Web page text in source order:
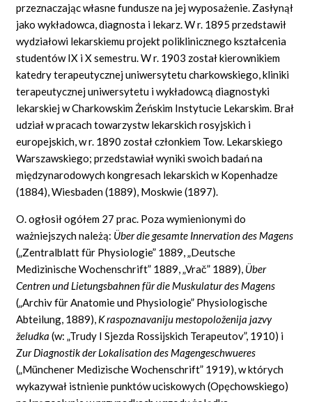
przeznaczając własne fundusze na jej wyposażenie. Zasłynął
jako wykładowca, diagnosta i lekarz. W r. 1895 przedstawił
wydziałowi lekarskiemu projekt poliklinicznego kształcenia
studentów IX i X semestru. W r. 1903 został kierownikiem
katedry terapeutycznej uniwersytetu charkowskiego, kliniki
terapeutycznej uniwersytetu i wykładowcą diagnostyki
lekarskiej w Charkowskim Żeńskim Instytucie Lekarskim. Brał
udział w pracach towarzystw lekarskich rosyjskich i
europejskich, w r. 1890 został członkiem Tow. Lekarskiego
Warszawskiego; przedstawiał wyniki swoich badań na
międzynarodowych kongresach lekarskich w Kopenhadze
(1884), Wiesbaden (1889), Moskwie (1897).
O. ogłosił ogółem 27 prac. Poza wymienionymi do
ważniejszych należą: Über die gesamte Innervation des Magens
(„Zentralblatt für Physiologie” 1889,„Deutsche
Medizinische Wochenschrift” 1889,„Vrač” 1889), Über
Centren und Lietungsbahnen für die Muskulatur des Magens
(„Archiv für Anatomie und Physiologie” Physiologische
Abteilung, 1889), K raspoznavaniju mestopoloženija jazvy
želudka(w: „Trudy I Sjezda Rossijskich Terapeutov”, 1910) i
Zur Diagnostik der Lokalisation des Magengeschwueres
(„Münchener Medizische Wochenschrift” 1919), w których
wykazywał istnienie punktów uciskowych (Opęchowskiego)